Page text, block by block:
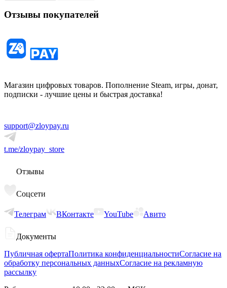
Отзывы покупателей
Магазин цифровых товаров. Пополнение Steam, игры, донат,
подписки - лучшие цены и быстрая доставка!
support@zloypay.ru
t.me/zloypay_store
Отзывы
Соцсети
Телеграм ВКонтакте YouTube Авито
Документы
Публичная офертаПолитика конфиденциальностиСогласие на
обработку персональных данныхСогласие на рекламную
рассылку